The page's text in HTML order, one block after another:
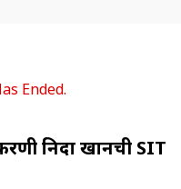
Ended.
निदा खानची SIT